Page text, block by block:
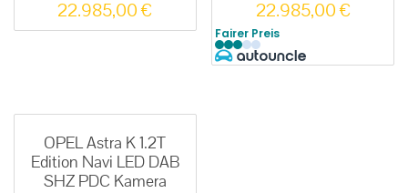
22.985,00€ 22.985,00€
Fairer Preis
OPEL Astra K 1.2T
Edition Navi LED DAB
SHZ PDC Kamera